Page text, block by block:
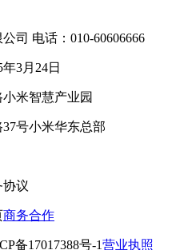
司 电话：010-60606666
3月24日
米智慧产业园
号小米华东总部
协议
商务合作
备17017388号-1营业执照